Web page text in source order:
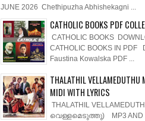
JUNE 2026 Chethipuzha Abhishekagni ...
CATHOLIC BOOKS PDF
CATHOLIC BOOKS
CATHOLIC BOOKS IN PDF
Faustina Kowalska PDF ...
THALATHIL VELLAMEDUTHU
MIDI WITH LYRICS
THALATHIL
വെള്ളമെടുത്തു) MP3 AND